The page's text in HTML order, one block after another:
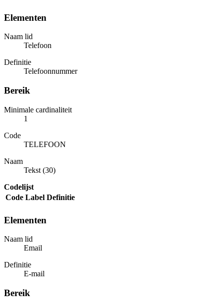
Elementen
Naam lid
Telefoon
Definitie
Telefoonnummer
Bereik
Minimale cardinaliteit
1
Code
TELEFOON
Naam
Tekst (30)
Codelijst
Code Label Definitie
Elementen
Naam lid
Email
Definitie
E-mail
Bereik